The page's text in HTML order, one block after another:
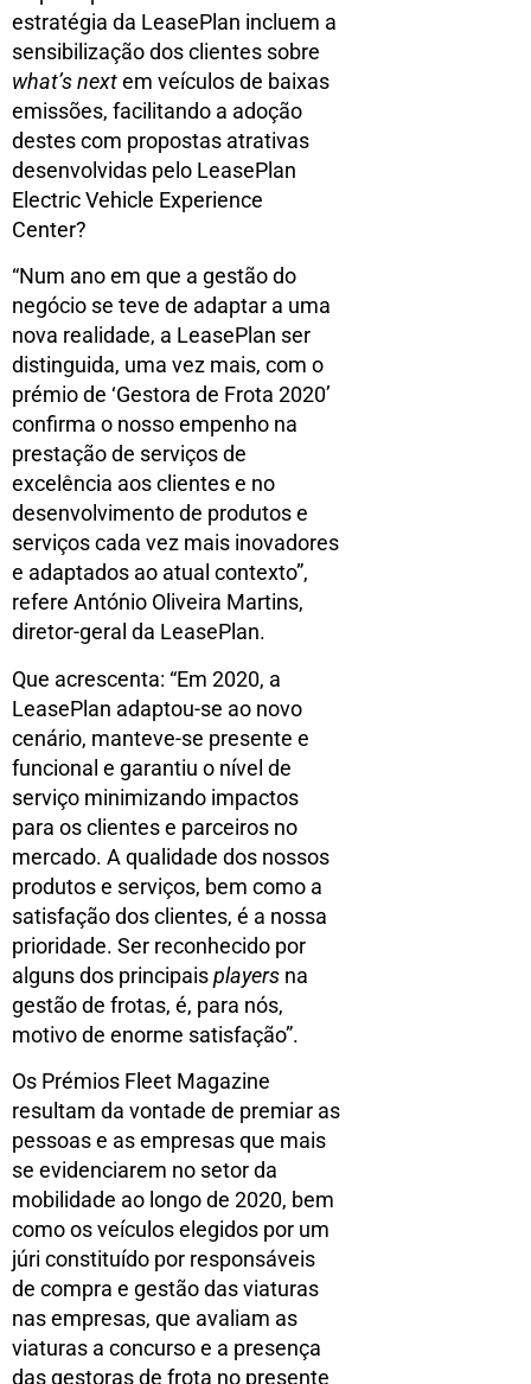
estratégia da LeasePlan incluem a
sensibilização dos clientes sobre
what’s nextem veículos de baixas
emissões, facilitando a adoção
destes com propostas atrativas
desenvolvidas pelo LeasePlan
Electric Vehicle Experience
Center?
“Num ano em que a gestão do
negócio se teve de adaptar a uma
nova realidade, a LeasePlan ser
distinguida, uma vez mais, com o
prémio de ‘Gestora de Frota 2020’
confirma o nosso empenho na
prestação de serviços de
excelência aos clientes e no
desenvolvimento de produtos e
serviços cada vez mais inovadores
e adaptados ao atual contexto”,
refere António Oliveira Martins,
diretor-geral da LeasePlan.
Que acrescenta: “Em 2020, a
LeasePlan adaptou-se ao novo
cenário, manteve-se presente e
funcional e garantiu o nível de
serviço minimizando impactos
para os clientes e parceiros no
mercado. A qualidade dos nossos
produtos e serviços, bem como a
satisfação dos clientes, é a nossa
prioridade. Ser reconhecido por
alguns dos principaisplayers na
gestão de frotas, é, para nós,
motivo de enorme satisfação”.
Os Prémios Fleet Magazine
resultam da vontade de premiar as
pessoas e as empresas que mais
se evidenciarem no setor da
mobilidade ao longo de 2020, bem
como os veículos elegidos por um
júri constituído por responsáveis
de compra e gestão das viaturas
nas empresas, que avaliam as
viaturas a concurso e a presença
das gestoras de frota no presente